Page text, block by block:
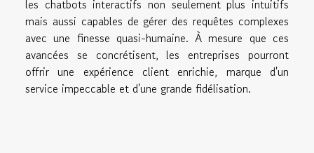
les chatbots interactifs non seulement plus intuitifs
mais aussi capables de gérer des requêtes complexes
avec une finesse quasi-humaine. À mesure que ces
avancées se concrétisent, les entreprises pourront
offrir une expérience client enrichie, marque d'un
service impeccable et d'une grande fidélisation.